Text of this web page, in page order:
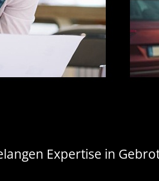
Expertise in